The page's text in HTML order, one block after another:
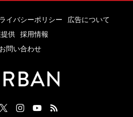
イバシーポリシー
広告について
供
採用情報
お問い合わせ